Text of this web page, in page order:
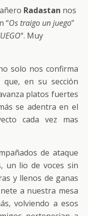
Radastan nos
“Os traigo un juego”
“. Muy
solo nos confirma
que, en su sección
platos fuertes
se adentra en el
cada vez mas
de ataque
un lio de voces sin
y llenos de ganas
a nuestra mesa
volviendo a esos